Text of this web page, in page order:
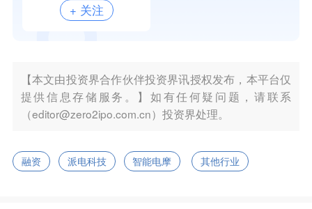
+ 关注
【本文由投资界合作伙伴投资界讯授权发布，本平台仅
提供信息存储服务。】如有任何疑问题，请联系
（editor@zero2ipo.com.cn）投资界处理。
融资 派电科技 智能电摩 其他行业